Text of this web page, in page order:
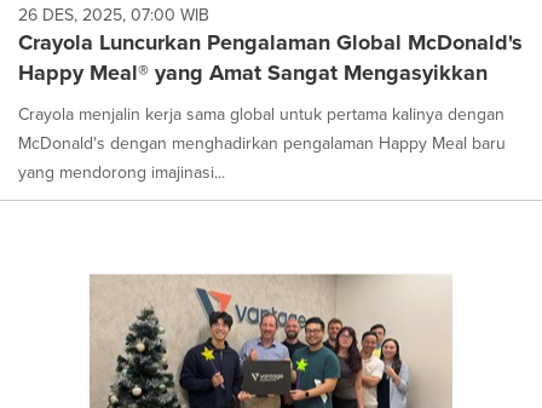
26 DES, 2025, 07:00 WIB
Crayola Luncurkan Pengalaman Global McDonald's
Happy Meal® yang Amat Sangat Mengasyikkan
Crayola menjalin kerja sama global untuk pertama kalinya dengan
McDonald's dengan menghadirkan pengalaman Happy Meal baru
yang mendorong imajinasi...